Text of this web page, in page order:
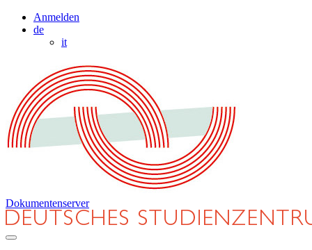
Anmelden
de
it
Dokumentenserver